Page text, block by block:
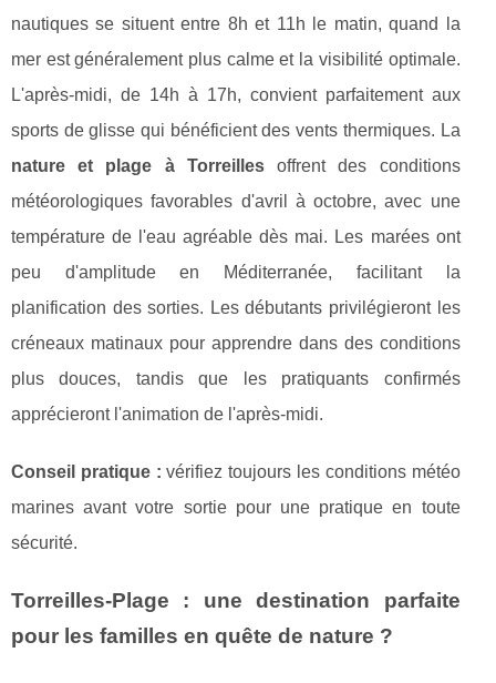
nautiques se situent entre 8h et 11h le matin, quand la
mer est généralement plus calme et la visibilité optimale.
L'après-midi, de 14h à 17h, convient parfaitement aux
sports de glisse qui bénéficient des vents thermiques. La
nature et plage à Torreillesoffrent des conditions
météorologiques favorables d'avril à octobre, avec une
température de l'eau agréable dès mai. Les marées ont
peu d'amplitude en Méditerranée, facilitant la
planification des sorties. Les débutants privilégieront les
créneaux matinaux pour apprendre dans des conditions
plus douces, tandis que les pratiquants confirmés
apprécieront l'animation de l'après-midi.
Conseil pratique : vérifiez toujours les conditions météo
marines avant votre sortie pour une pratique en toute
sécurité.
Torreilles-Plage : une destination parfaite
pour les familles en quête de nature ?